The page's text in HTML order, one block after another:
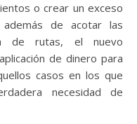
o crear un exceso
de acotar las
de rutas, el nuevo
de dinero para
casos en los que
necesidad de